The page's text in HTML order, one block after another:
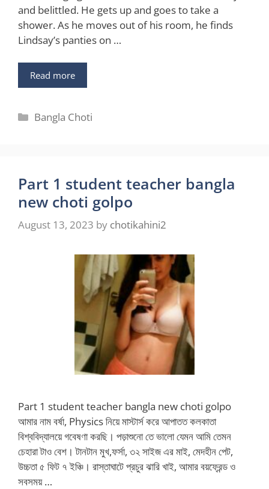
and belittled. He gets up and goes to take a
shower. As he moves out of his room, he finds
Lindsay’s panties on …
Read more
Categories
Bangla Choti
Part 1 student teacher bangla
new choti golpo
August 13, 2023 by chotikahini2
Part 1 student teacher bangla new choti golpo
আমার নাম বর্ষা, Physics নিয়ে মাস্টার্স করে আপাতত কলকাতা
বিশ্ববিদ্যালয়ে গবেষণা করছি। পড়াশুনো তে ভালো যেমন আমি তেমন
চেহারা টাও বেশ। টানটান মুখ,ফর্সা, ৩২ সাইজ এর মাই, মেদহীন পেট,
উচ্চতা ৫ ফিট ৭ ইঞ্চি। রাস্তাঘাটে প্রচুর ঝারি খাই, আমার বয়ফ্রেন্ড ও
সবসময় …